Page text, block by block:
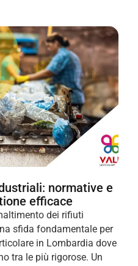
normative e
efficace
dei rifiuti
sfida fondamentale per
in Lombardia dove
tra le più rigorose. Un